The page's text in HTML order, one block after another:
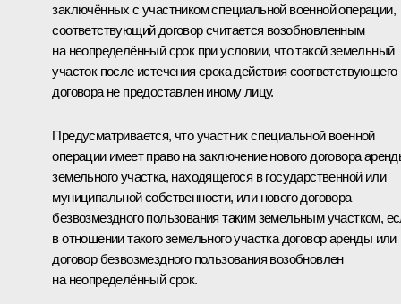
заключённых с участником специальной военной операции,
соответствующий договор считается возобновленным
на неопределённый срок при условии, что такой земельный
участок после истечения срока действия соответствующего
договора не предоставлен иному лицу.
Предусматривается, что участник специальной военной
операции имеет право на заключение нового договора
земельного участка, находящегося в государственной или
муниципальной собственности, или нового договора
безвозмездного пользования таким земельным участком,
в отношении такого земельного участка договор аренды или
договор безвозмездного пользования возобновлен
на неопределённый срок.